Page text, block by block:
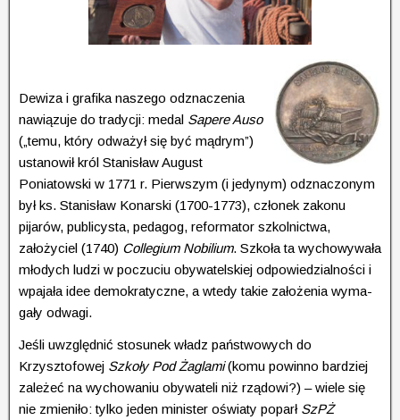
Dewiza i grafika naszego odznaczenia
nawiązuje do tradycji: medal Sapere Auso
(„temu, który odważył się być mądrym”)
ustanowił król Stanisław August
Poniatowski w 1771 r. Pierwszym (i jedynym) odzna­czonym
był ks. Stanisław Konarski (1700-1773), członek zakonu
pijarów, publicysta, pedagog, reformator szkolnictwa,
założyciel (1740) Collegium Nobilium. Szkoła ta wychowywała
młodych ludzi w poczuciu obywatel­skiej odpo­wiedzialności i
wpajała idee demokratyczne, a wtedy takie zało­żenia wy­ma­
gały odwagi.
Jeśli uwzględnić stosunek władz państwowych do
Krzysztofowej Szkoły Pod Żaglami(komu powinno bardziej
zależeć na wychowaniu obywateli niż rządowi?) – wiele się
nie zmieniło: tylko jeden minister oświaty poparł SzPŻ